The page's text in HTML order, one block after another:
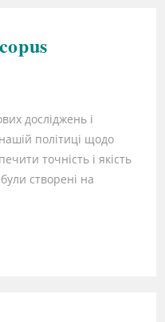
досліджень і
політиці щодо
точність і якість
створені на